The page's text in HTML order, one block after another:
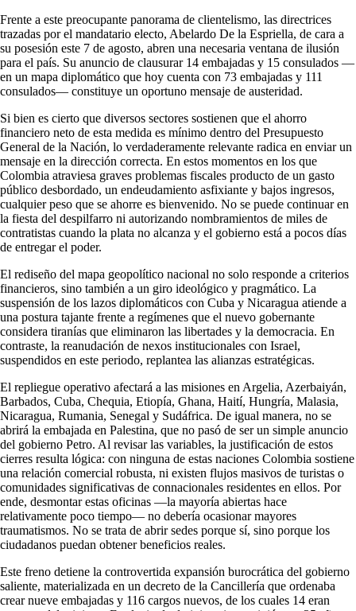
Frente a este preocupante panorama de clientelismo, las directrices
trazadas por el mandatario electo, Abelardo De la Espriella, de cara a
su posesión este 7 de agosto, abren una necesaria ventana de ilusión
para el país. Su anuncio de clausurar 14 embajadas y 15 consulados —
en un mapa diplomático que hoy cuenta con 73 embajadas y 111
consulados— constituye un oportuno mensaje de austeridad.
Si bien es cierto que diversos sectores sostienen que el ahorro
financiero neto de esta medida es mínimo dentro del Presupuesto
General de la Nación, lo verdaderamente relevante radica en enviar un
mensaje en la dirección correcta. En estos momentos en los que
Colombia atraviesa graves problemas fiscales producto de un gasto
público desbordado, un endeudamiento asfixiante y bajos ingresos,
cualquier peso que se ahorre es bienvenido. No se puede continuar en
la fiesta del despilfarro ni autorizando nombramientos de miles de
contratistas cuando la plata no alcanza y el gobierno está a pocos días
de entregar el poder.
El rediseño del mapa geopolítico nacional no solo responde a criterios
financieros, sino también a un giro ideológico y pragmático. La
suspensión de los lazos diplomáticos con Cuba y Nicaragua atiende a
una postura tajante frente a regímenes que el nuevo gobernante
considera tiranías que eliminaron las libertades y la democracia. En
contraste, la reanudación de nexos institucionales con Israel,
suspendidos en este periodo, replantea las alianzas estratégicas.
El repliegue operativo afectará a las misiones en Argelia, Azerbaiyán,
Barbados, Cuba, Chequia, Etiopía, Ghana, Haití, Hungría, Malasia,
Nicaragua, Rumania, Senegal y Sudáfrica. De igual manera, no se
abrirá la embajada en Palestina, que no pasó de ser un simple anuncio
del gobierno Petro. Al revisar las variables, la justificación de estos
cierres resulta lógica: con ninguna de estas naciones Colombia sostiene
una relación comercial robusta, ni existen flujos masivos de turistas o
comunidades significativas de connacionales residentes en ellos. Por
ende, desmontar estas oficinas —la mayoría abiertas hace
relativamente poco tiempo— no debería ocasionar mayores
traumatismos. No se trata de abrir sedes porque sí, sino porque los
ciudadanos puedan obtener beneficios reales.
Este freno detiene la controvertida expansión burocrática del gobierno
saliente, materializada en un decreto de la Cancillería que ordenaba
crear nueve embajadas y 116 cargos nuevos, de los cuales 14 eran